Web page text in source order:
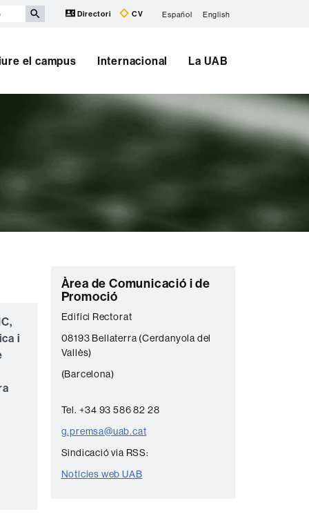
Directori CV Español English
el campus Internacional La UAB
i
C
o
n
t
a
c
t
e
Àrea de Comunicació i de
Promoció
Edifici Rectorat
08193 Bellaterra (Cerdanyola del
Vallès)
(Barcelona)
Tel. +34 93 586 82 28
g.premsa@uab.cat
Sindicació via RSS:
Notícies web UAB